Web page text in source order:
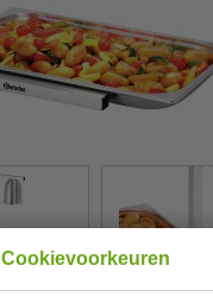
Cookievoorkeuren